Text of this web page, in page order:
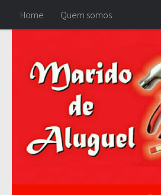
Skip to content
Home Quem somos